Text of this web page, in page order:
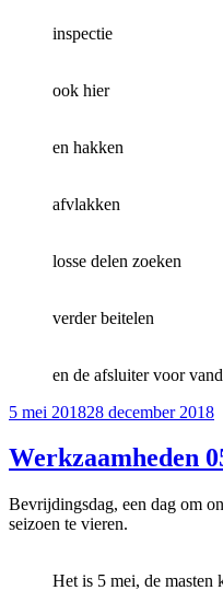
inspectie
ook hier
en hakken
afvlakken
losse delen zoeken
verder beitelen
en de afsluiter voor
Geplaatst
5 mei 201828 december 2018
Werkzaamheden
Bevrijdingsdag, een dag om
seizoen te vieren.
Het is 5 mei, de masten